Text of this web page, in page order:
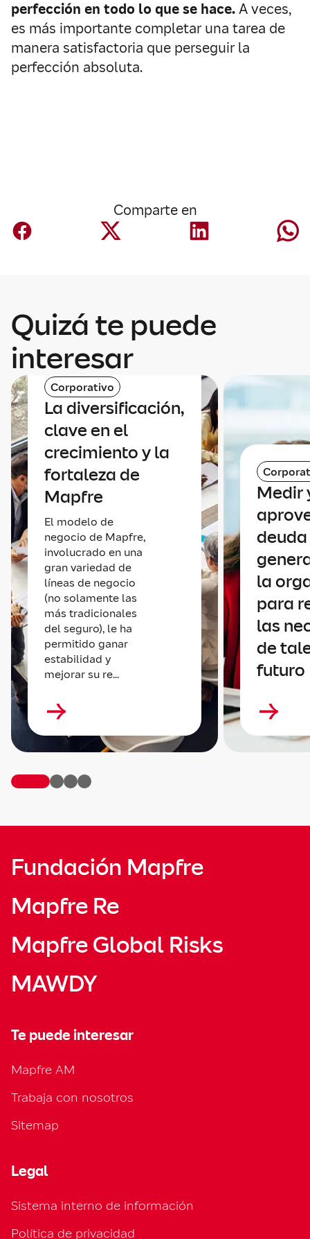
perfección en todo lo que se hace.A veces,
es más importante completar una tarea de
manera satisfactoria que perseguir la
perfección absoluta.
Comparte en
Quizá te puede
interesar
Corporativo
La diversificación,
clave en el
crecimiento y la
fortaleza de
Mapfre
El modelo de
negocio de Mapfre,
involucrado en una
gran variedad de
líneas de negocio
(no solamente las
más tradicionales
del seguro), le ha
permitido ganar
estabilidad y
mejorar su re...
Medir
deuda
la
para
las
de
futuro
Fundación Mapfre
Mapfre Re
Mapfre Global Risks
MAWDY
Te puede interesar
Mapfre AM
Trabaja con nosotros
Sitemap
Legal
Sistema interno de información
Política de privacidad